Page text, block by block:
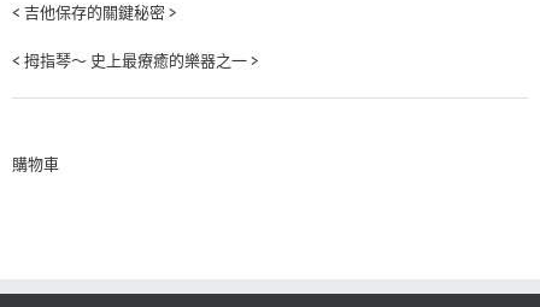
< 吉他保存的關鍵秘密 >
< 拇指琴～ 史上最療癒的樂器之一 >
購物車